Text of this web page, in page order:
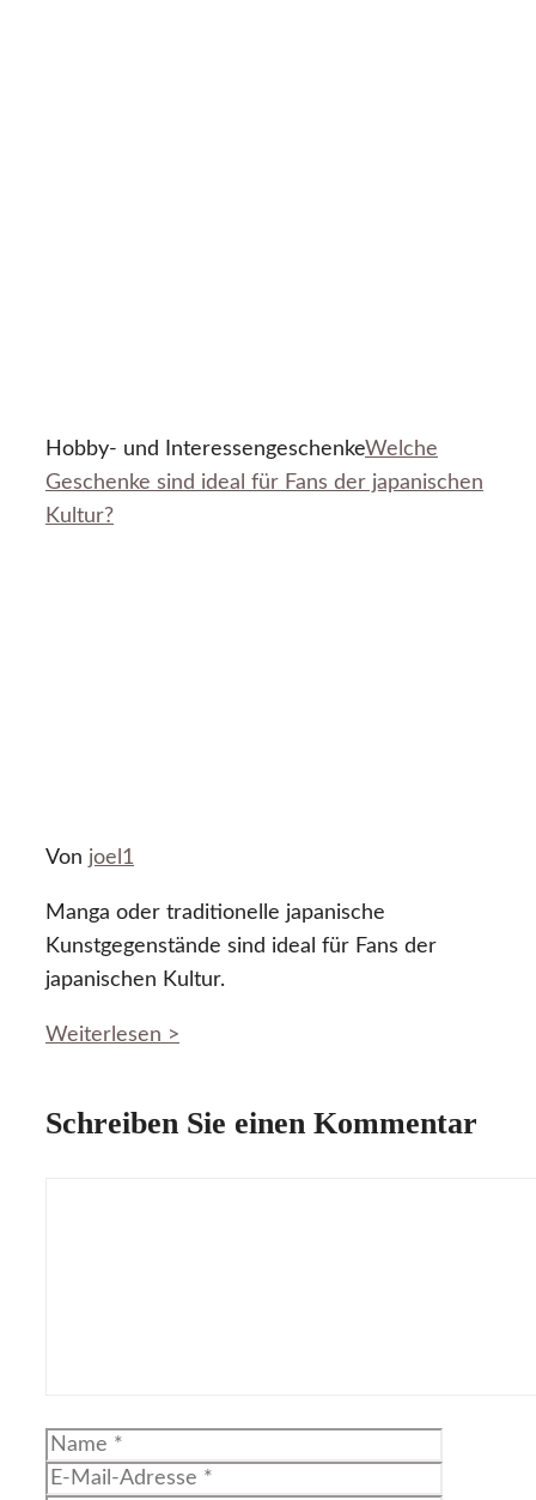
Hobby- und InteressengeschenkeWelche
Geschenke sind ideal für Fans der japanischen
Kultur?
Von joel1
Manga oder traditionelle japanische
Kunstgegenstände sind ideal für Fans der
japanischen Kultur.
Weiterlesen >
Schreiben Sie einen Kommentar
Name